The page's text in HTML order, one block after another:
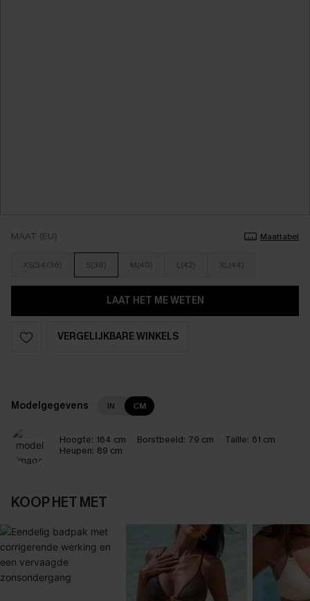
MAAT (EU) Maattabel
XS(34/36) S(38) M(40) L(42) XL(44)
LAAT HET ME WETEN
VERGELIJKBARE WINKELS
Modelgegevens IN CM
Hoogte: 164 cm Borstbeeld: 79 cm Taille: 61 cm
Heupen: 89 cm
KOOP HET MET